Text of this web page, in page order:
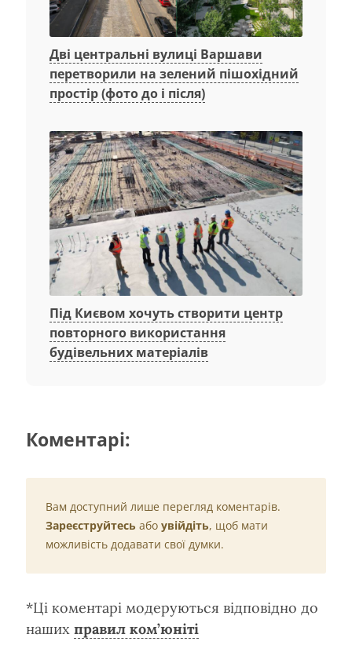
Дві центральні вулиці Варшави
перетворили на зелений пішохідний
простір (фото до і після)
Під Києвом хочуть створити центр
повторного використання
будівельних матеріалів
Коментарі:
Вам доступний лише перегляд коментарів.
Зареєструйтесь або увійдіть, щоб мати
можливість додавати свої думки.
*Ці коментарі модеруються відповідно до
наших правил ком’юніті